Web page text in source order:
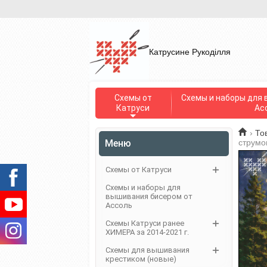
Катрусине Рукоділля
Схемы от
Катруси
Схемы и наборы для
›
Меню
Схемы от Катруси
Схемы и наборы для
вышивания бисером от
Ассоль
Схемы Катруси ранее
ХИМЕРА за 2014-2021 г.
Схемы для вышивания
крестиком (новые)